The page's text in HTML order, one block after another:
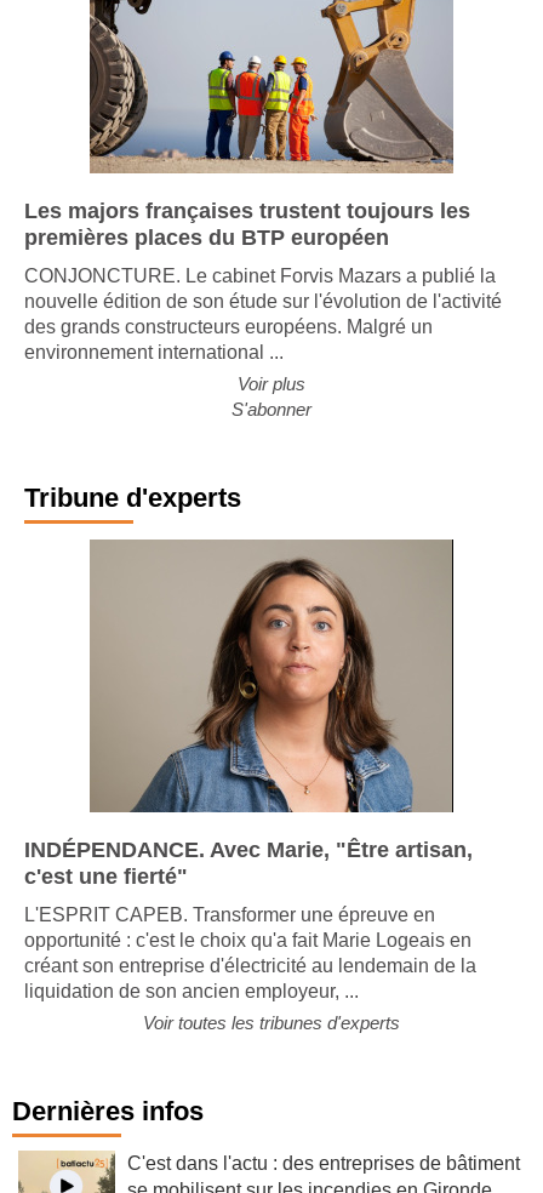
Les majors françaises trustent toujours les
premières places du BTP européen
CONJONCTURE. Le cabinet Forvis Mazars a publié la
nouvelle édition de son étude sur l'évolution de l'activité
des grands constructeurs européens. Malgré un
environnement international ...
Voir plus
S'abonner
Tribune d'experts
INDÉPENDANCE. Avec Marie, "Être artisan,
c'est une fierté"
L'ESPRIT CAPEB. Transformer une épreuve en
opportunité : c'est le choix qu'a fait Marie Logeais en
créant son entreprise d'électricité au lendemain de la
liquidation de son ancien employeur, ...
Voir toutes les tribunes d'experts
Dernières infos
C'est dans l'actu : des entreprises de bâtiment